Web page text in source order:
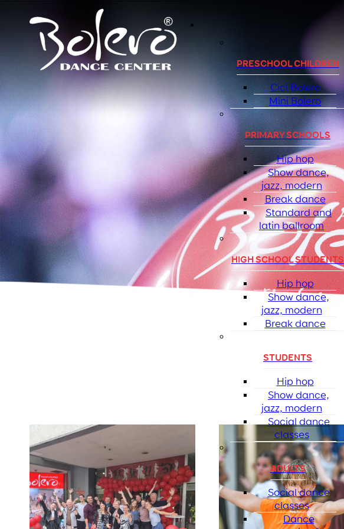
PRESCHOOL CHILDREN
Cici Bolero
Mini Bolero
PRIMARY SCHOOLS
Hip hop
Show dance,
jazz, modern
Break dance
Standard and
latin ballroom
HIGH SCHOOL STUDENTS
Hip hop
Show dance,
jazz, modern
Break dance
STUDENTS
Hip hop
Show dance,
jazz, modern
Social dance
classes
ADULTS
Social dance
classes
Dance